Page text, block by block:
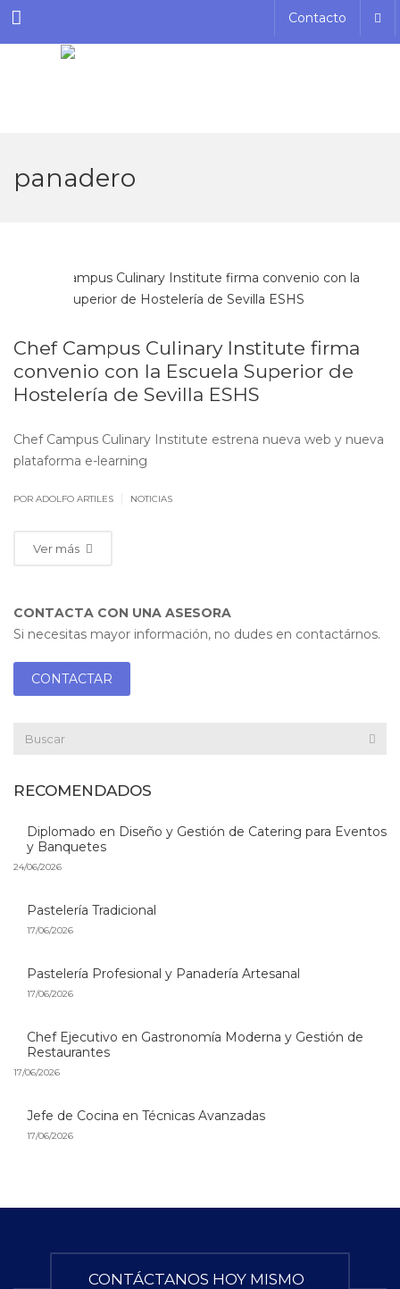
Menu Contacto
panadero
Chef Campus Culinary Institute firma
convenio con la Escuela Superior de
Hostelería de Sevilla ESHS
Chef Campus Culinary Institute estrena nueva web y nueva
plataforma e-learning
POR ADOLFO ARTILES NOTICIAS
Ver más
CONTACTA CON UNA ASESORA
Si necesitas mayor información, no dudes en contactárnos.
CONTACTAR
RECOMENDADOS
Diplomado en Diseño y Gestión de Catering para Eventos
y Banquetes
24/06/2026
Pastelería Tradicional
17/06/2026
Pastelería Profesional y Panadería Artesanal
17/06/2026
Chef Ejecutivo en Gastronomía Moderna y Gestión de
Restaurantes
17/06/2026
Jefe de Cocina en Técnicas Avanzadas
17/06/2026
CONTÁCTANOS HOY MISMO